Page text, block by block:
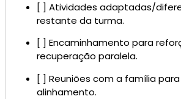
[ ] Atividades adaptadas/
restante da turma.
[ ] Encaminhamento para
recuperação paralela.
[ ] Reuniões com a família
alinhamento.